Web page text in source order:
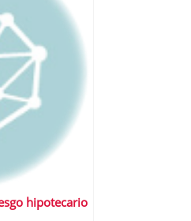
hipotecario